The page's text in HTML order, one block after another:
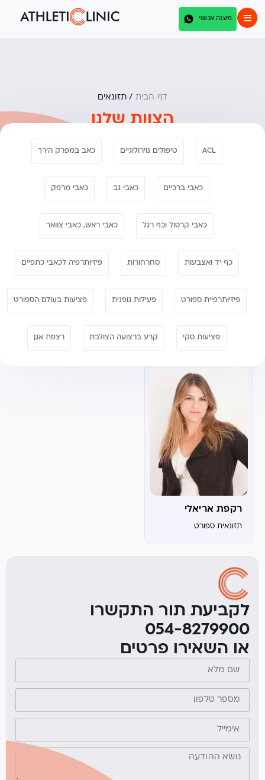
מענה אנושי
דף הבית/תזונאים
הצוות שלנו
ACL טיפולים נוירולוגיים כאב במפרק הירך
כאבי ברכיים כאבי גב כאבי מרפק
כאבי קרסול וכף רגל כאבי ראש, כאבי צוואר
כף יד ואצבעות סחרחורות פיזיותרפיה לכאבי כתפיים
פיזיותרפיית ספורט פעילות גופנית פציעות בעולם הספורט
פציעות סקי קרע ברצועה הצולבת רצפת אגן
רקפת אריאלי
תזונאית ספורט
לקביעת תור התקשרו
054-8279900
או השאירו פרטים